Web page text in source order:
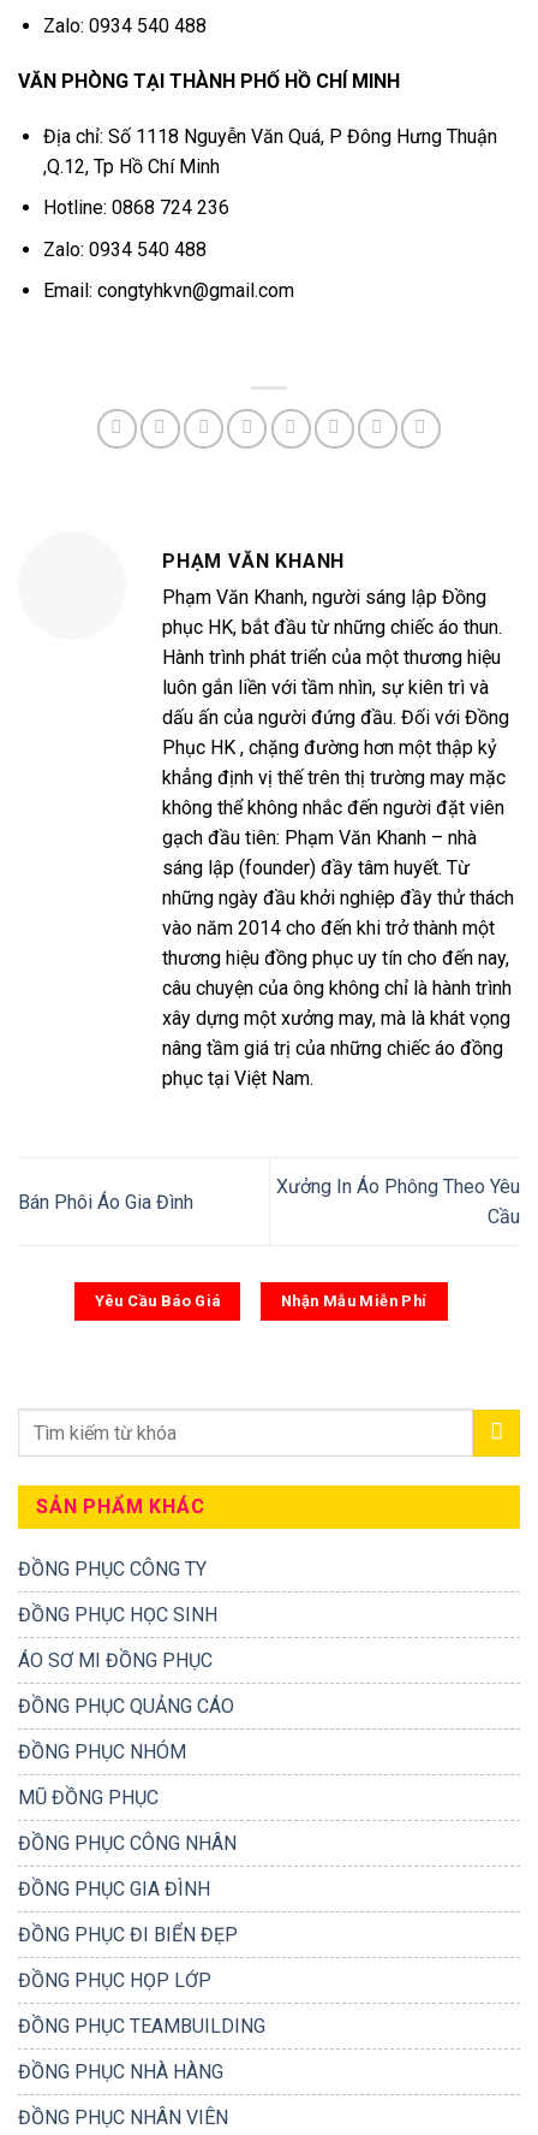
Zalo: 0934 540 488
VĂN PHÒNG TẠI THÀNH PHỐ HỒ CHÍ MINH
Địa chỉ: Số 1118 Nguyễn Văn Quá, P Đông Hưng Thuận
,Q.12, Tp Hồ Chí Minh
Hotline: 0868 724 236
Zalo: 0934 540 488
Email: congtyhkvn@gmail.com
PHẠM VĂN KHANH
Phạm Văn Khanh, người sáng lập Đồng
phục HK, bắt đầu từ những chiếc áo thun.
Hành trình phát triển của một thương hiệu
luôn gắn liền với tầm nhìn, sự kiên trì và
dấu ấn của người đứng đầu. Đối với Đồng
Phục HK , chặng đường hơn một thập kỷ
khẳng định vị thế trên thị trường may mặc
không thể không nhắc đến người đặt viên
gạch đầu tiên: Phạm Văn Khanh – nhà
sáng lập (founder) đầy tâm huyết. Từ
những ngày đầu khởi nghiệp đầy thử thách
vào năm 2014 cho đến khi trở thành một
thương hiệu đồng phục uy tín cho đến nay,
câu chuyện của ông không chỉ là hành trình
xây dựng một xưởng may, mà là khát vọng
nâng tầm giá trị của những chiếc áo đồng
phục tại Việt Nam.
Bán Phôi Áo Gia Đình
Xưởng In Áo Phông Theo Yêu
Cầu
Yêu Cầu Báo Giá Nhận Mẫu Miễn Phí
SẢN PHẨM KHÁC
ĐỒNG PHỤC CÔNG TY
ĐỒNG PHỤC HỌC SINH
ÁO SƠ MI ĐỒNG PHỤC
ĐỒNG PHỤC QUẢNG CÁO
ĐỒNG PHỤC NHÓM
MŨ ĐỒNG PHỤC
ĐỒNG PHỤC CÔNG NHÂN
ĐỒNG PHỤC GIA ĐÌNH
ĐỒNG PHỤC ĐI BIỂN ĐẸP
ĐỒNG PHỤC HỌP LỚP
ĐỒNG PHỤC TEAMBUILDING
ĐỒNG PHỤC NHÀ HÀNG
ĐỒNG PHỤC NHÂN VIÊN